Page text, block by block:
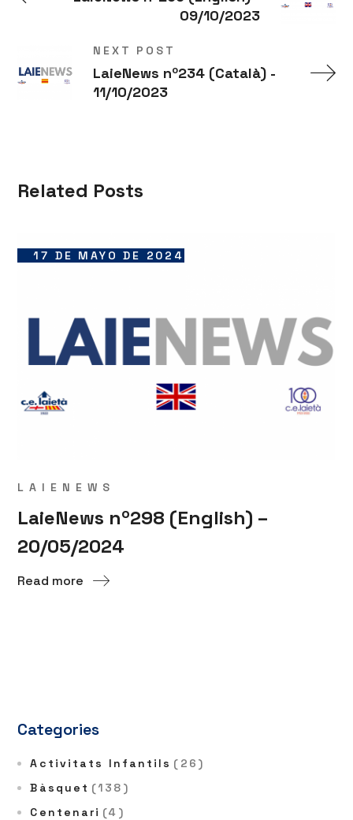
09/10/2023
NEXT POST
LaieNews nº234 (Català) -
11/10/2023
Related Posts
17 DE MAYO DE 2024
LAIENEWS
LaieNews nº298 (English) –
20/05/2024
Read more
Categories
Activitats Infantils (26)
Bàsquet (138)
Centenari (4)